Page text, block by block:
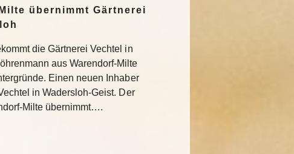
übernimmt Gärtnerei
die Gärtnerei Vechtel in
aus Warendorf-Milte
Einen neuen Inhaber
in Wadersloh-Geist. Der
Milte übernimmt….